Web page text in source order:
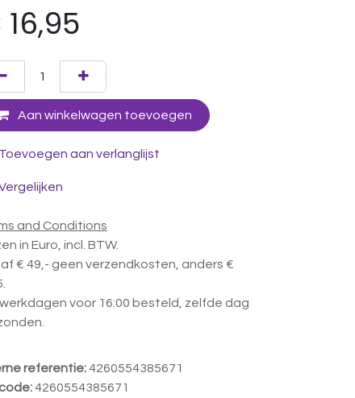
16,95
Aan winkelwagen toevoegen
Toevoegen aan verlanglijst
and Conditions
in Euro, incl. BTW.
€ 49,- geen verzendkosten, anders €
voor 16:00 besteld, zelfde dag
referentie:4260554385671
4260554385671